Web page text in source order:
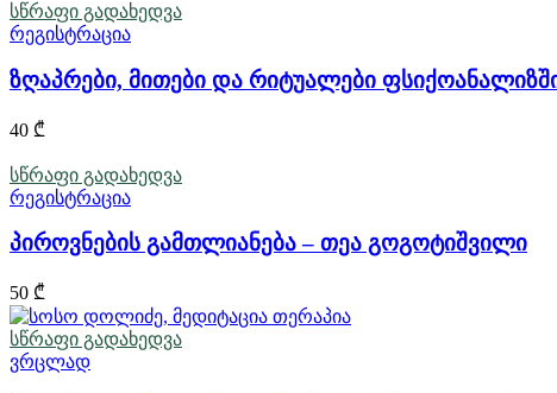
სწრაფი გადახედვა
რეგისტრაცია
ზღაპრები, მითები და რიტუალები
40 ₾
სწრაფი გადახედვა
რეგისტრაცია
პიროვნების გამთლიანება – თეა გოგოტიშვილი
50 ₾
სწრაფი გადახედვა
ვრცლად